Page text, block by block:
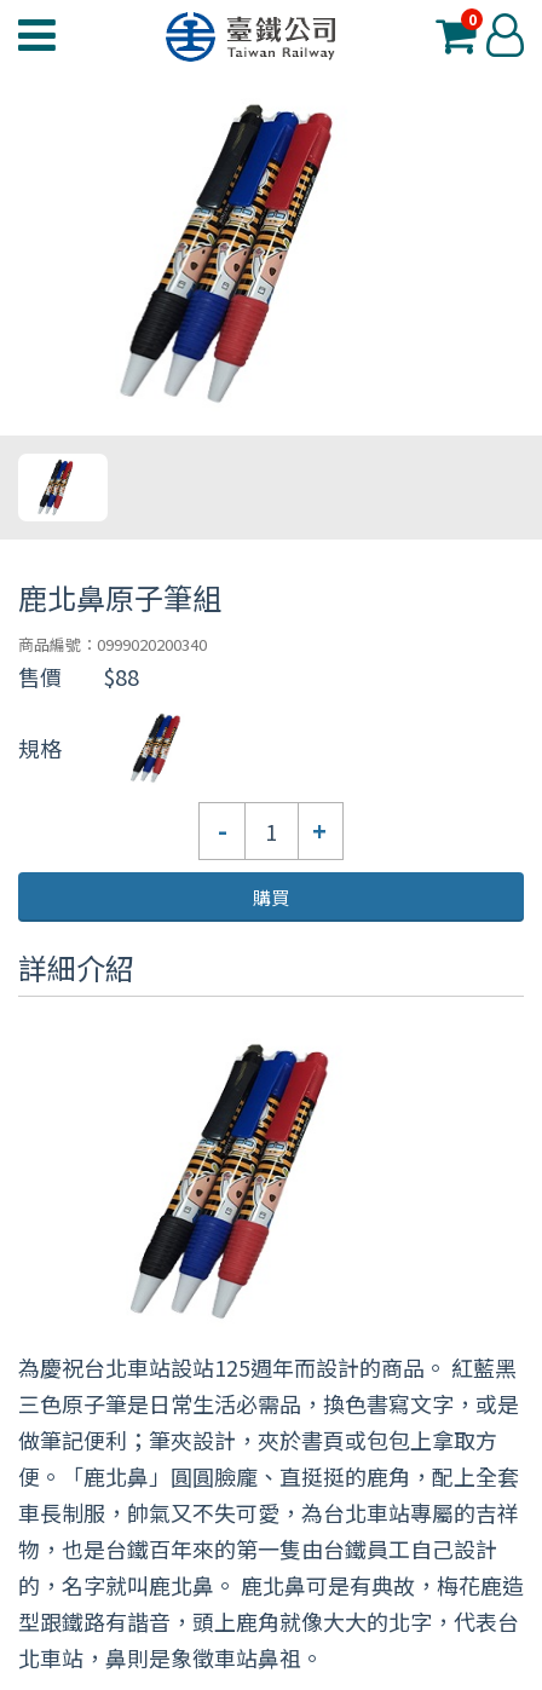
臺
0 登
入
鹿北鼻原子筆組
商品編號：0999020200340
售價 $88
規格
- +
購買
詳細介紹
為慶祝台北車站設站125週年而設計的商品。 紅藍黑
三色原子筆是日常生活必需品，換色書寫文字，或是
做筆記便利；筆夾設計，夾於書頁或包包上拿取方
便。「鹿北鼻」圓圓臉龐、直挺挺的鹿角，配上全套
車長制服，帥氣又不失可愛，為台北車站專屬的吉祥
物，也是台鐵百年來的第一隻由台鐵員工自己設計
的，名字就叫鹿北鼻。 鹿北鼻可是有典故，梅花鹿造
型跟鐵路有諧音，頭上鹿角就像大大的北字，代表台
北車站，鼻則是象徵車站鼻祖。